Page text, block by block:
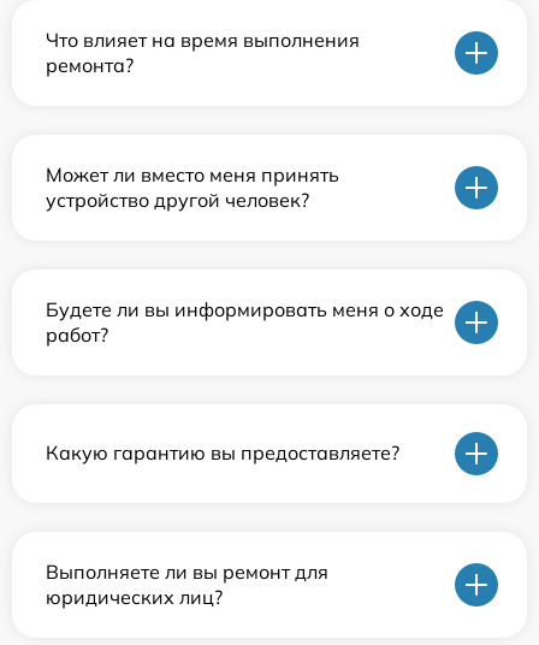
Что влияет на время выполнения
ремонта?
Может ли вместо меня принять
устройство другой человек?
Будете ли вы информировать меня о ходе
работ?
Какую гарантию вы предоставляете?
Выполняете ли вы ремонт для
юридических лиц?